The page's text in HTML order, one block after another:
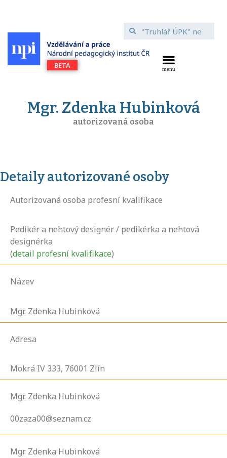
Mgr. Zdenka Hubinková
autorizovaná osoba
Detaily autorizované osoby
Autorizovaná osoba profesní kvalifikace
Pedikér a nehtový designér / pedikérka a nehtová
designérka
(detail profesní kvalifikace)
Název
Mgr. Zdenka Hubinková
Adresa
Mokrá IV 333, 76001 Zlín
Mgr. Zdenka Hubinková
00zaza00@seznam.cz
Mgr. Zdenka Hubinková